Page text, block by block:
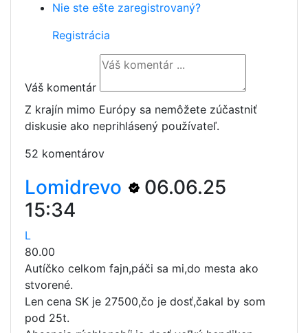
Nie ste ešte zaregistrovaný?
Registrácia
Váš komentár
Z krajín mimo Európy sa nemôžete zúčastniť
diskusie ako neprihlásený používateľ.
52 komentárov
Lomidrevo
06.06.25
15:34
L
80.00
Autíčko celkom fajn,páči sa mi,do mesta ako
stvorené.
Len cena SK je 27500,čo je dosť,čakal by som
pod 25t.